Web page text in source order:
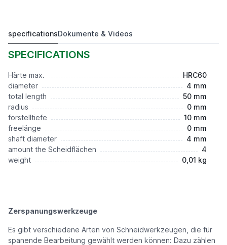
PMHD4R0ap10F0S4L50Z4
6,00 €*
specificationsDokumente & Videos
SPECIFICATIONS
Härte max.
HRC60
diameter
4 mm
total length
50 mm
radius
0 mm
forstelltiefe
10 mm
freelänge
0 mm
shaft diameter
4 mm
amount the Scheidflächen
4
weight
0,01 kg
Zerspanungswerkzeuge
Es gibt verschiedene Arten von Schneidwerkzeugen, die für
spanende Bearbeitung gewählt werden können: Dazu zählen